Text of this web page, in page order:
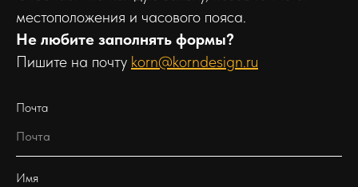
местоположения и часового пояса.
Не любите заполнять формы?
Пишите на почту korn@korndesign.ru
Почта
Имя